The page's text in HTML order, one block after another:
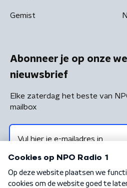
Gemist
Abonneer je op onze
nieuwsbrief
Elke zaterdag het beste van
mailbox